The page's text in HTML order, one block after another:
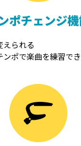
ポチェンジ
えられる
ポで楽曲を練習でき